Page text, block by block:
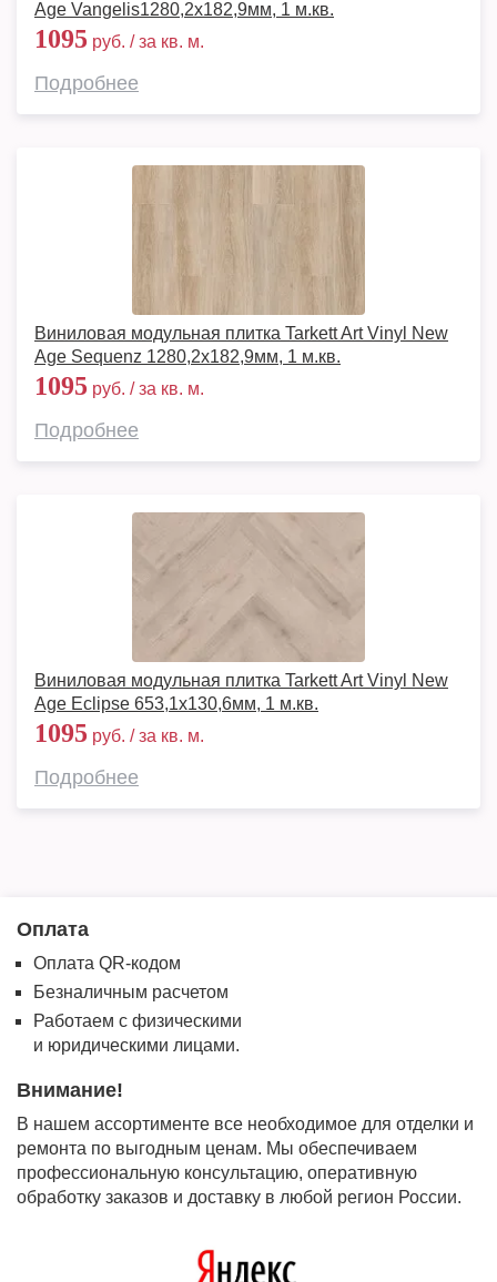
Age Vangelis1280,2х182,9мм, 1 м.кв.
1095 руб. / за кв. м.
Подробнее
Виниловая модульная плитка Tarkett Art Vinyl New
Age Sequenz 1280,2х182,9мм, 1 м.кв.
1095 руб. / за кв. м.
Подробнее
Виниловая модульная плитка Tarkett Art Vinyl New
Age Eclipse 653,1х130,6мм, 1 м.кв.
1095 руб. / за кв. м.
Подробнее
Оплата
Оплата QR-кодом
Безналичным расчетом
Работаем с физическими
и юридическими лицами.
Внимание!
В нашем ассортименте все необходимое для отделки и
ремонта по выгодным ценам. Мы обеспечиваем
профессиональную консультацию, оперативную
обработку заказов и доставку в любой регион России.